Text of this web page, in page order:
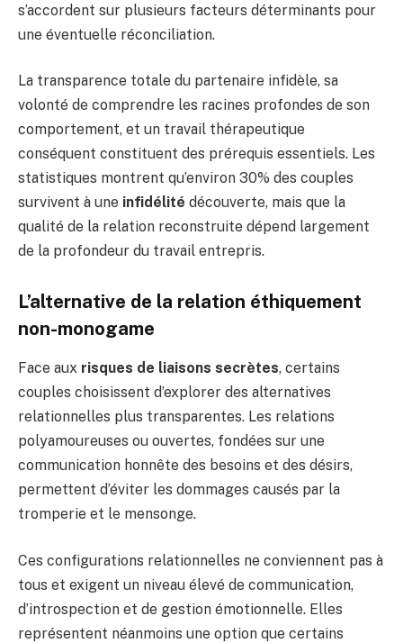
s’accordent sur plusieurs facteurs déterminants pour
une éventuelle réconciliation.
La transparence totale du partenaire infidèle, sa
volonté de comprendre les racines profondes de son
comportement, et un travail thérapeutique
conséquent constituent des prérequis essentiels. Les
statistiques montrent qu’environ 30% des couples
survivent à une infidélité découverte, mais que la
qualité de la relation reconstruite dépend largement
de la profondeur du travail entrepris.
L’alternative de la relation éthiquement
non-monogame
Face aux risques de liaisons secrètes, certains
couples choisissent d’explorer des alternatives
relationnelles plus transparentes. Les relations
polyamoureuses ou ouvertes, fondées sur une
communication honnête des besoins et des désirs,
permettent d’éviter les dommages causés par la
tromperie et le mensonge.
Ces configurations relationnelles ne conviennent pas à
tous et exigent un niveau élevé de communication,
d’introspection et de gestion émotionnelle. Elles
représentent néanmoins une option que certains